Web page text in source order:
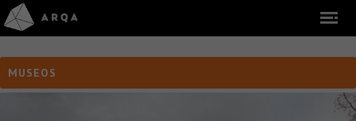
MUSEOS